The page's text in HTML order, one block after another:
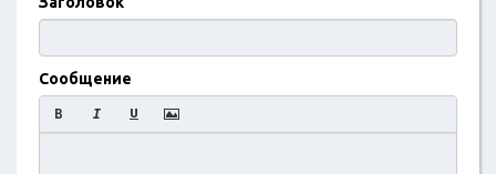
Сообщение